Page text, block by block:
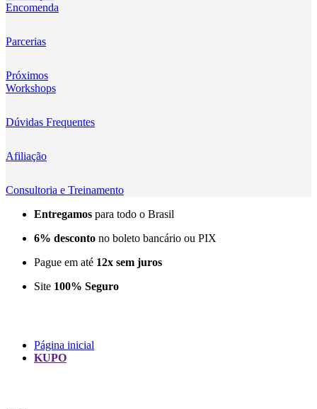
Kingma
Lensmingle
LiRen
Litepanels
LoveFoto
LowePro
Lumitecfoto
MAMEN
Encomenda
Parcerias
Próximos
Workshops
Dúvidas Frequentes
Afiliação
Consultoria e Treinamento
Entregamos para todo o Brasil
6% desconto no boleto bancário ou PIX
Pague em até 12x sem juros
Site 100% Seguro
Página inicial
KUPO